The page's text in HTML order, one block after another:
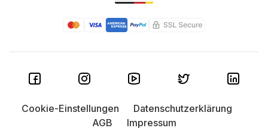
Cookie-Einstellungen
Datenschutzerklärung
AGB
Impressum